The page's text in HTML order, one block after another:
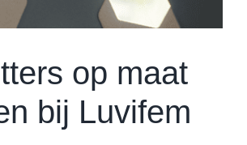
op maat
bij Luvifem